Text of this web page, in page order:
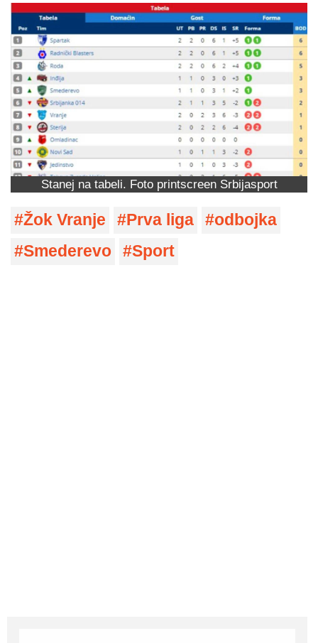
Stanej na tabeli. Foto printscreen Srbijasport
Žok Vranje Prva liga
odbojka
Smederevo
Sport